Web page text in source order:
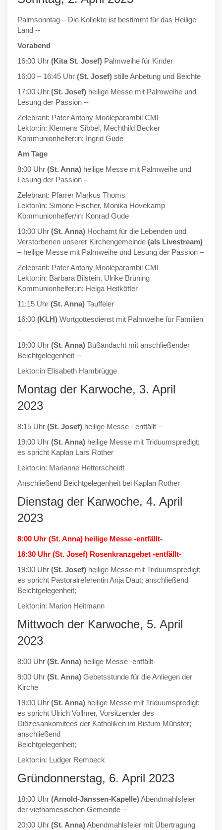
Palmsonntag – Die Kollekte ist bestimmt für das Heilige
Land --
Vorabend
16:00 Uhr (Kita St. Josef) Palmweihe für Kinder
16:00 – 16:45 Uhr (St. Josef) stille Anbetung und Beichte
17:00 Uhr (St. Josef) heilige Messe mit Palmweihe und
Lesung der Passion --
Zelebrant: Pater Antony Mooleparambil CMI
Lektor:in: Klemens Sibbel, Mechthild Becker
Kommunionhelfer:in: Ingrid Gude
Am Tage
8:00 Uhr (St. Anna) heilige Messe mit Palmweihe und
Lesung der Passion --
Zelebrant: Pfarrer Markus Thoms
Lektor/in: Simone Fischer, Monika Hovekamp
Kommunionhelfer/in: Konrad Gude
10:00 Uhr (St. Anna) Hochamt für die Lebenden und
Verstorbenen unserer Kirchengemeinde (als Livestream)
– heilige Messe mit Palmweihe und Lesung der Passion –
Zelebrant: Pater Antony Mooleparambil CMI
Lektor:in: Barbara Bilstein, Ulrike Brüning
Kommunionhelfer:in: Helga Heitkötter
11:15 Uhr (St. Anna) Tauffeier
16:00 (KLH) Wortgottesdienst mit Palmweihe für Familien
–
18:00 Uhr (St. Anna) Bußandacht mit anschließender
Beichtgelegenheit --
Lektor:in Elisabeth Hambrügge
Montag der Karwoche, 3. April
2023
8:15 Uhr (St. Josef) heilige Messe - entfällt –
19:00 Uhr (St. Anna) heilige Messe mit Triduumspredigt;
es spricht Kaplan Lars Rother
Lektor:in: Marianne Hetterscheidt
Anschließend Beichtgelegenheit bei Kaplan Rother
Dienstag der Karwoche, 4. April
2023
8:00 Uhr (St. Anna) heilige Messe -entfällt-
18:30 Uhr (St. Josef) Rosenkranzgebet -entfällt-
19:00 Uhr (St. Josef) heilige Messe mit Triduumspredigt;
es spricht Pastoralreferentin Anja Daut; anschließend
Beichtgelegenheit;
Lektor:in: Marion Heitmann
Mittwoch der Karwoche, 5. April
2023
8:00 Uhr (St. Anna) heilige Messe -entfällt-
9:00 Uhr (St. Anna) Gebetsstunde für die Anliegen der
Kirche
19:00 Uhr (St. Anna) heilige Messe mit Triduumspredigt;
es spricht Ulrich Vollmer, Vorsitzender des
Diözesankomitees der Katholiken im Bistum Münster;
anschließend
Beichtgelegenheit;
Lektor:in: Ludger Rembeck
Gründonnerstag, 6. April 2023
18:00 Uhr (Arnold-Janssen-Kapelle)Abendmahlsfeier
der vietnamesischen Gemeinde --
20:00 Uhr (St. Anna)Abendmahlsfeier mit Übertragung